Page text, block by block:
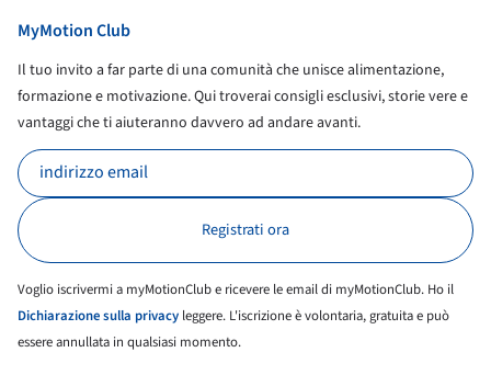
MyMotion Club
Il tuo invito a far parte di una comunità che unisce alimentazione,
formazione e motivazione. Qui troverai consigli esclusivi, storie vere e
vantaggi che ti aiuteranno davvero ad andare avanti.
Voglio iscrivermi a myMotionClub e ricevere le email di myMotionClub. Ho il
Dichiarazione sulla privacy leggere. L'iscrizione è volontaria, gratuita e può
essere annullata in qualsiasi momento.